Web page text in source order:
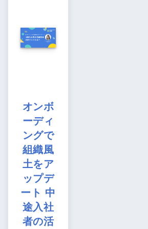
オンボ
ーディ
ングで
組織風
土をア
ップデ
ート 中
途入社
者の活